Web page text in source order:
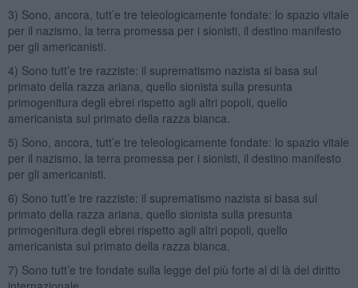
3) Sono, ancora, tutt’e tre teleologicamente fondate: lo spazio vitale
per il nazismo, la terra promessa per i sionisti, il destino manifesto
per gli americanisti.
4) Sono tutt’e tre razziste: il suprematismo nazista si basa sul
primato della razza ariana, quello sionista sulla presunta
primogenitura degli ebrei rispetto agli altri popoli, quello
americanista sul primato della razza bianca.
5) Sono, ancora, tutt’e tre teleologicamente fondate: lo spazio vitale
per il nazismo, la terra promessa per i sionisti, il destino manifesto
per gli americanisti.
6) Sono tutt’e tre razziste: il suprematismo nazista si basa sul
primato della razza ariana, quello sionista sulla presunta
primogenitura degli ebrei rispetto agli altri popoli, quello
americanista sul primato della razza bianca.
7) Sono tutt’e tre fondate sulla legge del più forte al di là del diritto